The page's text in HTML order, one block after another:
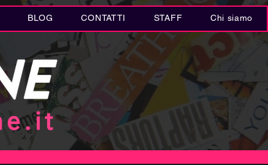
BLOG CONTATTI STAFF Chi siamo